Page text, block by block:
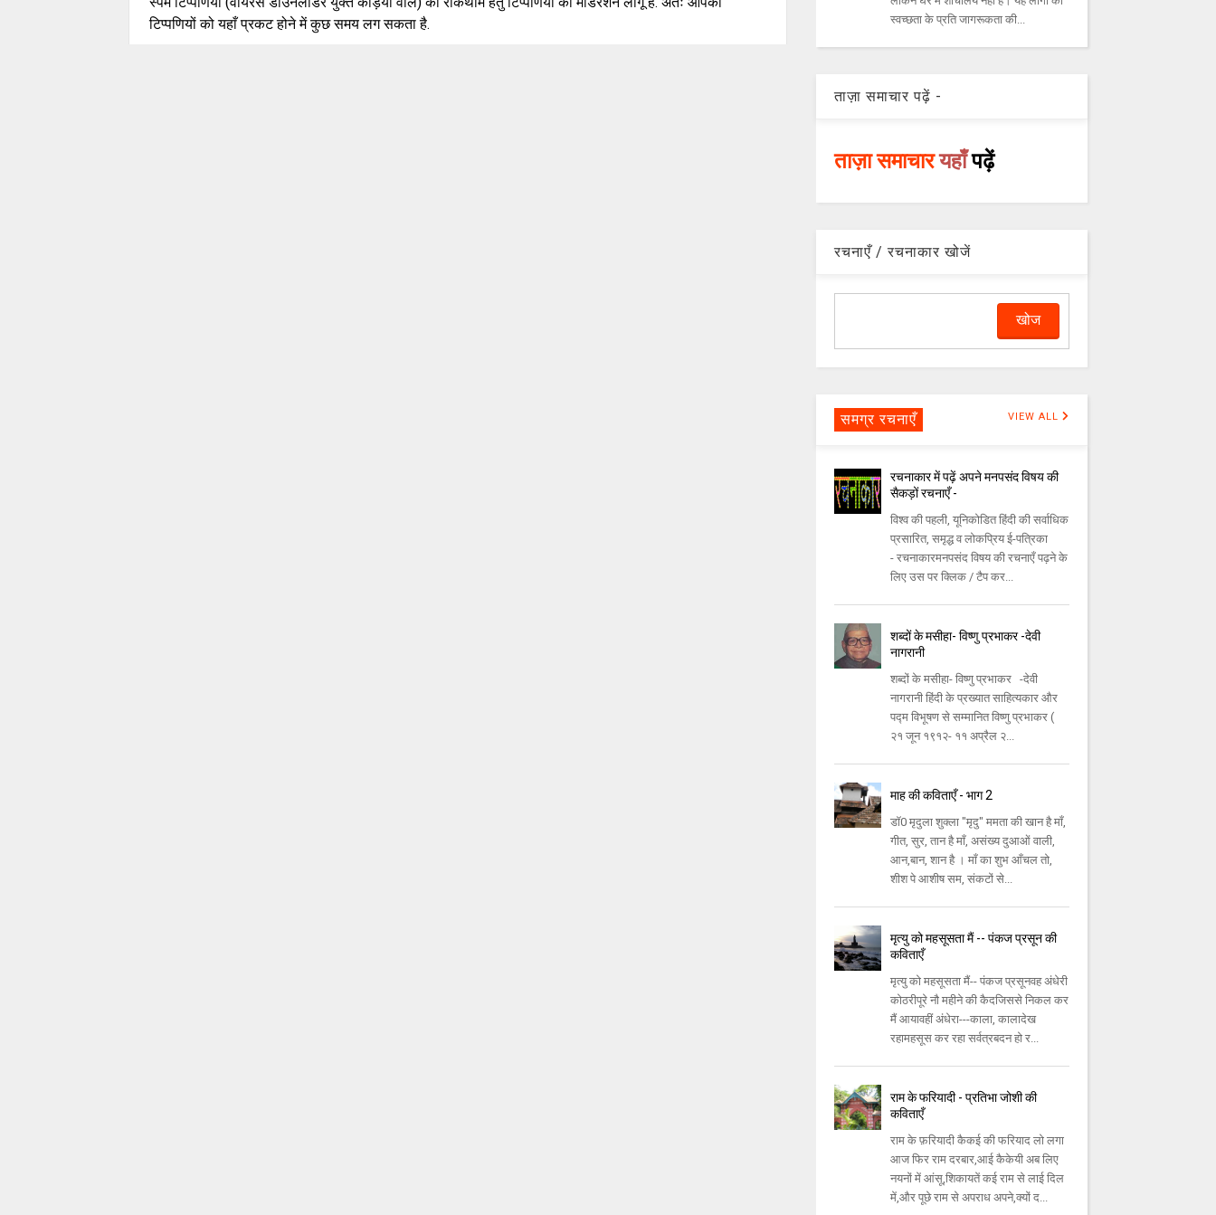
टिप्पणियों को यहाँ प्रकट होने में कुछ समय लग सकता है.
स्वच्छता के प्रति जागरूकता की...
ताज़ा समाचार पढ़ें -
ताज़ा समाचारयहाँपढ़ें
रचनाएँ / रचनाकार खोजें
समग्र रचनाएँ VIEW ALL
रचनाकार में पढ़ें अपने मनपसंद विषय की
सैकड़ों रचनाएँ -
विश्व की पहली, यूनिकोडित हिंदी की सर्वाधिक
प्रसारित, समृद्ध व लोकप्रिय ई-पत्रिका
- रचनाकारमनपसंद विषय की रचनाएँ पढ़ने के
लिए उस पर क्लिक / टैप कर...
शब्दों के मसीहा- विष्णु प्रभाकर -देवी
नागरानी
शब्दों के मसीहा- विष्णु प्रभाकर -देवी
नागरानी हिंदी के प्रख्यात साहित्यकार और
पद्म विभूषण से सम्मानित विष्णु प्रभाकर (
२१ जून १९१२- ११ अप्रैल २...
माह की कविताएँ - भाग 2
डॉ0 मृदुला शुक्ला "मृदु" ममता की खान है माँ,
गीत, सुर, तान है माँ, असंख्य दुआओं वाली,
आन,बान, शान है । माँ का शुभ आँचल तो,
शीश पे आशीष सम, संकटों से...
मृत्यु को महसूसता मैं -- पंकज प्रसून की
कविताएँ
मृत्यु को महसूसता मैं-- पंकज प्रसूनवह अंधेरी
कोठरीपूरे नौ महीने की कैदजिससे निकल कर
मैं आयावहीं अंधेरा---काला, कालादेख
रहामहसूस कर रहा सर्वत्रबदन हो र...
राम के फरियादी - प्रतिभा जोशी की
कविताएँ
राम के फ़रियादी कैकई की फरियाद लो लगा
आज फिर राम दरबार,आई कैकेयी अब लिए
नयनों में आंसू,शिकायतें कई राम से लाई दिल
में,और पूछे राम से अपराध अपने,क्यों द...